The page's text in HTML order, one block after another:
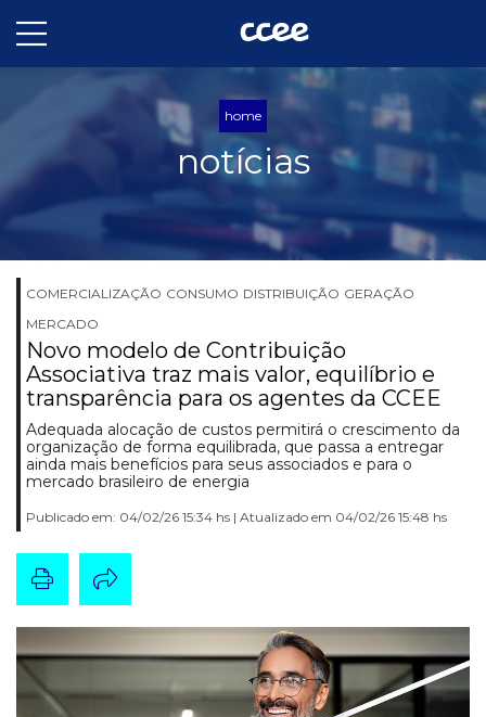
home
notícias
COMERCIALIZAÇÃO CONSUMO DISTRIBUIÇÃO GERAÇÃO
MERCADO
Novo modelo de Contribuição
Associativa traz mais valor, equilíbrio e
transparência para os agentes da CCEE
Adequada alocação de custos permitirá o crescimento da
organização de forma equilibrada, que passa a entregar
ainda mais benefícios para seus associados e para o
mercado brasileiro de energia
Publicado em: 04/02/26 15:34 hs | Atualizado em 04/02/26 15:48 hs